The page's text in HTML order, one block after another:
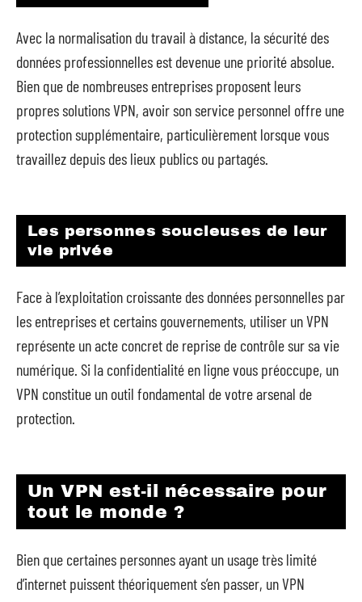
Avec la normalisation du travail à distance, la sécurité des
données professionnelles est devenue une priorité absolue.
Bien que de nombreuses entreprises proposent leurs
propres solutions VPN, avoir son service personnel offre une
protection supplémentaire, particulièrement lorsque vous
travaillez depuis des lieux publics ou partagés.
Les personnes soucieuses de leur
vie privée
Face à l’exploitation croissante des données personnelles par
les entreprises et certains gouvernements, utiliser un VPN
représente un acte concret de reprise de contrôle sur sa vie
numérique. Si la confidentialité en ligne vous préoccupe, un
VPN constitue un outil fondamental de votre arsenal de
protection.
Un VPN est-il nécessaire pour
tout le monde ?
Bien que certaines personnes ayant un usage très limité
d’internet puissent théoriquement s’en passer, un VPN